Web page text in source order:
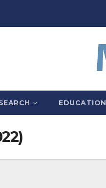
EDUCATION